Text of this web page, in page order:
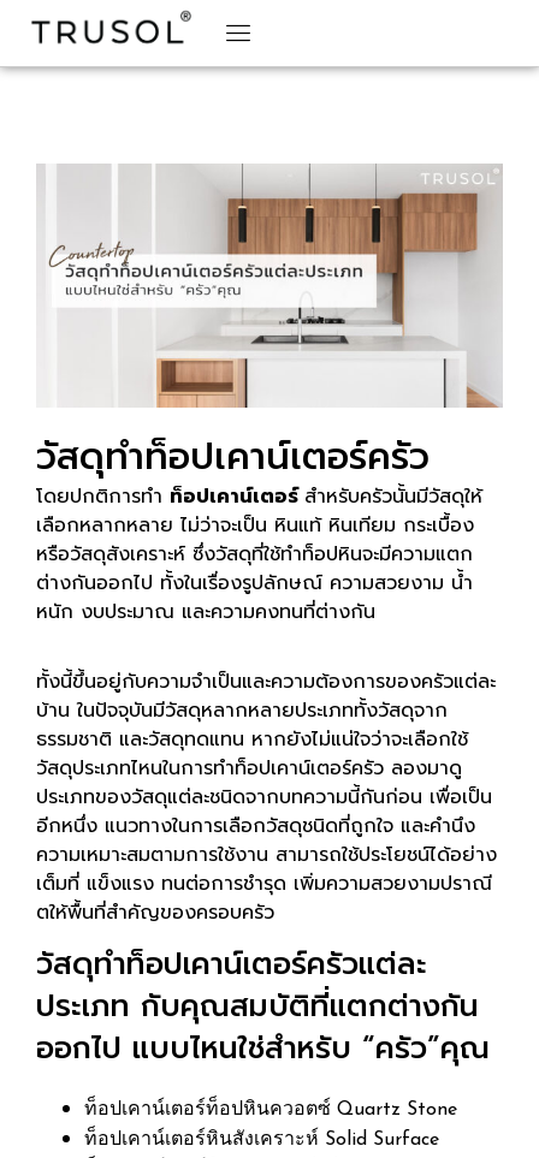
วัสดุทำท็อปเคาน์เตอร์ครัว
โดยปกติการทำ ท็อปเคาน์เตอร์ สำหรับครัวนั้นมีวัสดุให้
เลือกหลากหลาย ไม่ว่าจะเป็น หินแท้ หินเทียม กระเบื้อง
หรือวัสดุสังเคราะห์ ซึ่งวัสดุที่ใช้ทำท็อปหินจะมีความแตก
ต่างกันออกไป ทั้งในเรื่องรูปลักษณ์ ความสวยงาม น้ำ
หนัก งบประมาณ และความคงทนที่ต่างกัน
ทั้งนี้ขึ้นอยู่กับความจำเป็นและความต้องการของครัวแต่ละ
บ้าน ในปัจจุบันมีวัสดุหลากหลายประเภททั้งวัสดุจาก
ธรรมชาติ และวัสดุทดแทน หากยังไม่แน่ใจว่าจะเลือกใช้
วัสดุประเภทไหนในการทำท็อปเคาน์เตอร์ครัว ลองมาดู
ประเภทของวัสดุแต่ละชนิดจากบทความนี้กันก่อน เพื่อเป็น
อีกหนึ่ง แนวทางในการเลือกวัสดุชนิดที่ถูกใจ และคำนึง
ความเหมาะสมตามการใช้งาน สามารถใช้ประโยชน์ได้อย่าง
เต็มที่ แข็งแรง ทนต่อการชำรุด เพิ่มความสวยงามปราณี
ตให้พื้นที่สำคัญของครอบครัว
วัสดุทำท็อปเคาน์เตอร์ครัวแต่ละ
ประเภท กับคุณสมบัติที่แตกต่างกัน
ออกไป แบบไหนใช่สำหรับ “ครัว”คุณ
ท็อปเคาน์เตอร์ท็อปหินควอตซ์ Quartz Stone
ท็อปเคาน์เตอร์หินสังเคราะห์ Solid Surface